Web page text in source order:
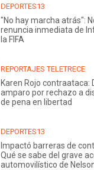
DEPORTES13
"No hay marcha atrás":
renuncia inmediata de
la FIFA
REPORTAJES TELETRECE
Karen Rojo contraataca:
amparo por rechazo a
de pena en libertad
DEPORTES13
Impactó barreras de
Qué se sabe del grave
automovilístico de